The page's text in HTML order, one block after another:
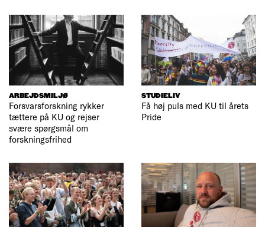
ARBEJDSMILJØ
Forsvarsforskning rykker
tættere på KU og rejser
svære spørgsmål om
forskningsfrihed
STUDIELIV
Få høj puls med KU til årets
Pride